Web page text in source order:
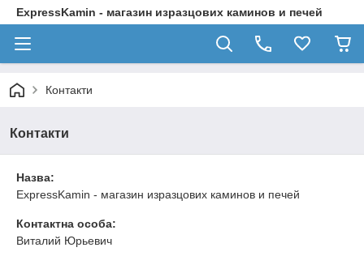
ExpressKamin - магазин изразцових каминов и печей
Контакти
Контакти
Назва:
ExpressKamin - магазин изразцових каминов и печей
Контактна особа:
Виталий Юрьевич